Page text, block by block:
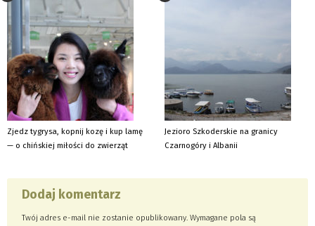
Zjedz tygrysa, kopnij kozę i kup lamę
— o chińskiej miłości do zwierząt
Jezioro Szkoderskie na granicy
Czarnogóry i Albanii
Dodaj komentarz
Twój adres e-mail nie zostanie opublikowany. Wymagane pola są